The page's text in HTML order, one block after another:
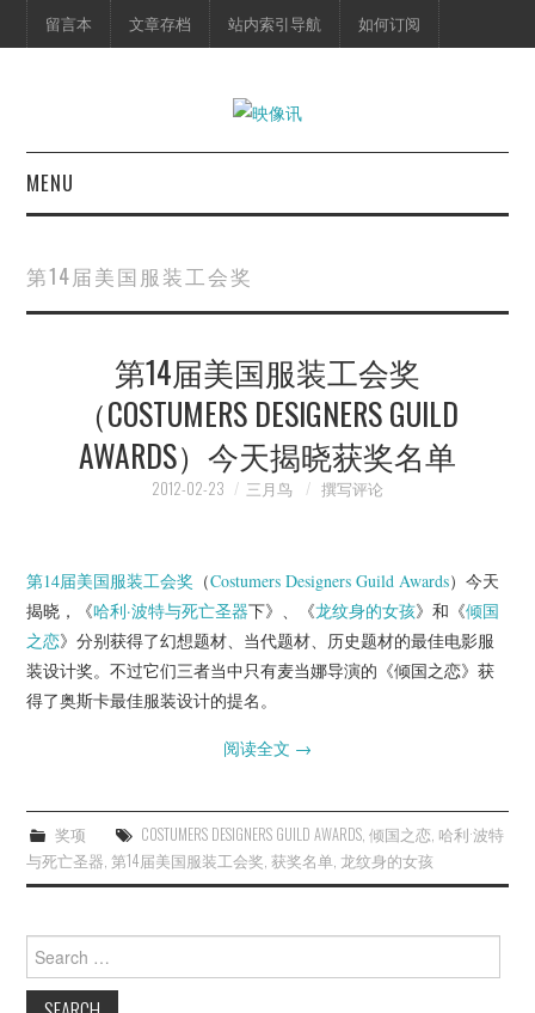
留言本 文章存档 站内索引导航 如何订阅
MENU
映像快讯
海报剧照
美剧英剧
电影档期
第14届美国服装工会奖
第14届美国服装工会奖
（COSTUMERS DESIGNERS GUILD
AWARDS）今天揭晓获奖名单
2012-02-23 三月鸟 撰写评论
第14届美国服装工会奖 （Costumers Designers Guild Awards）今天
揭晓，《哈利·波特与死亡圣器下》、《龙纹身的女孩》和《倾国
之恋》分别获得了幻想题材、当代题材、历史题材的最佳电影服
装设计奖。不过它们三者当中只有麦当娜导演的《倾国之恋》获
得了奥斯卡最佳服装设计的提名。
阅读全文 →
奖项 COSTUMERS DESIGNERS GUILD AWARDS, 倾国之恋, 哈利·波特
与死亡圣器,第14届美国服装工会奖,获奖名单, 龙纹身的女孩
Search
for: